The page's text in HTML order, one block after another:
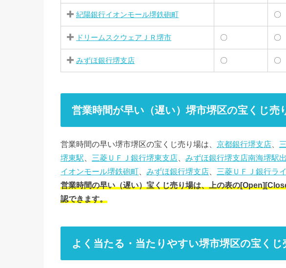
紀陽銀行イオンモール堺鉄砲町 〇
ドリームスクウェアＪＲ堺市 〇 〇
みずほ銀行堺支店 〇 〇
営業時間が早い（遅い）堺市堺区の宝くじ売
営業時間の早い堺市堺区の宝くじ売り場は、 京都銀行堺支店
堺東駅
三菱ＵＦＪ銀行堺東支店 みずほ銀行堺支店南海堺駅
イオンモール堺鉄砲町
みずほ銀行堺支店 三菱ＵＦＪ銀行ラ
営業時間の早い（遅い）宝くじ売り場は、上の表の
認できます。
よく当たる・当たりやすい堺市堺区の宝くじ